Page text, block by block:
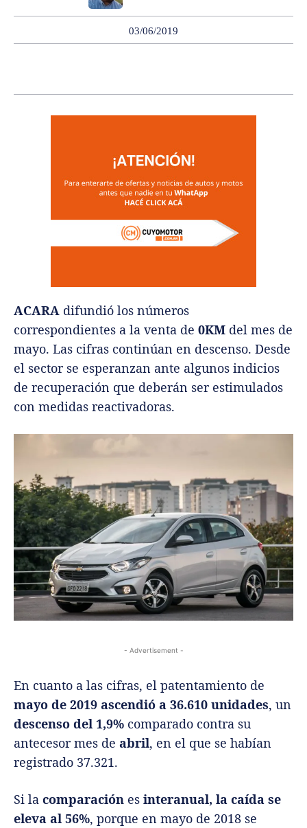
03/06/2019
ACARA difundió los números
correspondientes a la venta de 0KM del mes de
mayo. Las cifras continúan en descenso. Desde
el sector se esperanzan ante algunos indicios
de recuperación que deberán ser estimulados
con medidas reactivadoras.
- Advertisement -
En cuanto a las cifras, el patentamiento de
mayo de 2019 ascendió a 36.610 unidades, un
descenso del 1,9% comparado contra su
antecesor mes de abril, en el que se habían
registrado 37.321.
Si la comparación es interanual, la caída se
eleva al 56%, porque en mayo de 2018 se